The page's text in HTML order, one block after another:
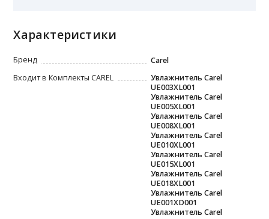
Характеристики
Бренд
Carel
Входит в Комплекты CAREL
Увлажнитель Carel
UE003XL001
Увлажнитель Carel
UE005XL001
Увлажнитель Carel
UE008XL001
Увлажнитель Carel
UE010XL001
Увлажнитель Carel
UE015XL001
Увлажнитель Carel
UE018XL001
Увлажнитель Carel
UE001XD001
Увлажнитель Carel